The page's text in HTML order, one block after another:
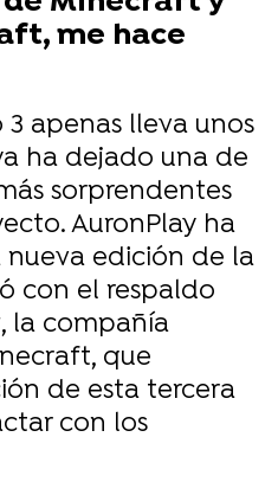
me hace
apenas lleva unos
ha dejado una de
sorprendentes
AuronPlay ha
edición de la
con el respaldo
la compañía
que
de esta tercera
con los